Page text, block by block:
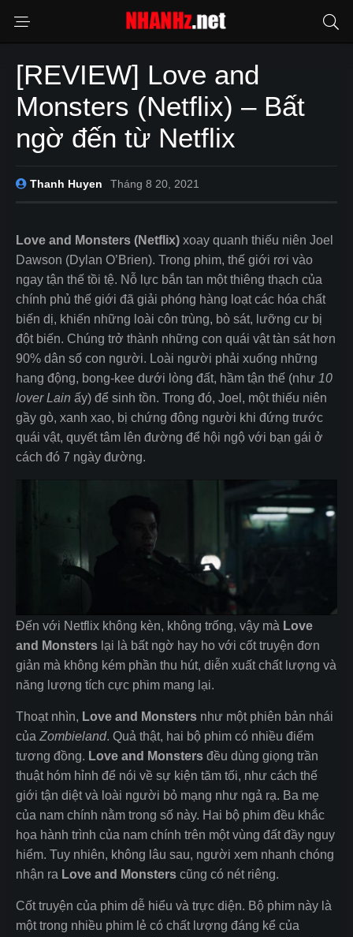
[REVIEW] Love and
Monsters (Netflix) – Bất
ngờ đến từ Netflix
Thanh Huyen Tháng 8 20, 2021
Love and Monsters (Netflix) xoay quanh thiếu niên Joel
Dawson (Dylan O’Brien). Trong phim, thế giới rơi vào
ngay tận thế tồi tệ. Nỗ lực bắn tan một thiêng thạch của
chính phủ thế giới đã giải phóng hàng loạt các hóa chất
biến dị, khiến những loài côn trùng, bò sát, lưỡng cư bị
đột biến. Chúng trở thành những con quái vật tàn sát hơn
90% dân số con người. Loài người phải xuống những
hang động, bong-kee dưới lòng đất, hầm tận thế (như 10
lover Lain ấy) để sinh tồn. Trong đó, Joel, một thiếu niên
gầy gò, xanh xao, bị chứng đông người khi đứng trước
quái vật, quyết tâm lên đường để hội ngộ với bạn gái ở
cách đó 7 ngày đường.
Đến với Netflix không kèn, không trống, vậy mà Love
and Monsters lại là bất ngờ hay ho với cốt truyện đơn
giản mà không kém phần thu hút, diễn xuất chất lượng và
năng lượng tích cực phim mang lại.
Thoạt nhìn, Love and Monsters như một phiên bản nhái
của Zombieland. Quả thật, hai bộ phim có nhiều điểm
tương đồng. Love and Monsters đều dùng giọng trần
thuật hóm hỉnh để nói về sự kiện tăm tối, như cách thế
giới tận diệt và loài người bỏ mạng như ngả rạ. Ba mẹ
của nam chính nằm trong số này. Hai bộ phim đều khắc
họa hành trình của nam chính trên một vùng đất đầy nguy
hiểm. Tuy nhiên, không lâu sau, người xem nhanh chóng
nhận ra Love and Monsters cũng có nét riêng.
Cốt truyện của phim dễ hiểu và trực diện. Bộ phim này là
một trong nhiều phim lẻ có chất lượng đáng kể của